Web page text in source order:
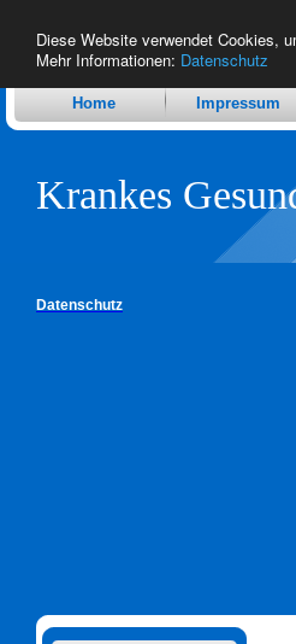
Diese Website verwendet Cookies,
Mehr Informationen: Datenschutz
Home Impressum
Krankes
Datenschutz